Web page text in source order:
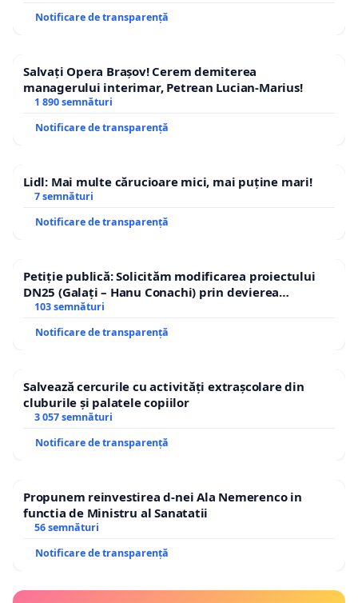
Notificare de transparență
Salvați Opera Brașov! Cerem demiterea
managerului interimar, Petrean Lucian-Marius!
1 890 semnături
Notificare de transparență
Lidl: Mai multe cărucioare mici, mai puține mari!
7 semnături
Notificare de transparență
Petiție publică: Solicităm modificarea proiectului
DN25 (Galați – Hanu Conachi) prin devierea
traseului în afara localităților!
103 semnături
Notificare de transparență
Salvează cercurile cu activități extrașcolare din
cluburile și palatele copiilor
3 057 semnături
Notificare de transparență
Propunem reinvestirea d-nei Ala Nemerenco in
functia de Ministru al Sanatatii
56 semnături
Notificare de transparență